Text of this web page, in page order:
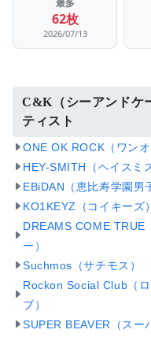
最多
62枚
2026/07/13
C&K（シーアンドケ
ティスト
ONE OK ROCK（ワンオ
HEY-SMITH（ヘイスミ
EBiDAN（恵比寿学園男
KO1KEYZ（コイキーズ）
DREAMS COME TRUE
ー）
Suchmos（サチモス）
Rockon Social Club（
ブ）
SUPER BEAVER（スー